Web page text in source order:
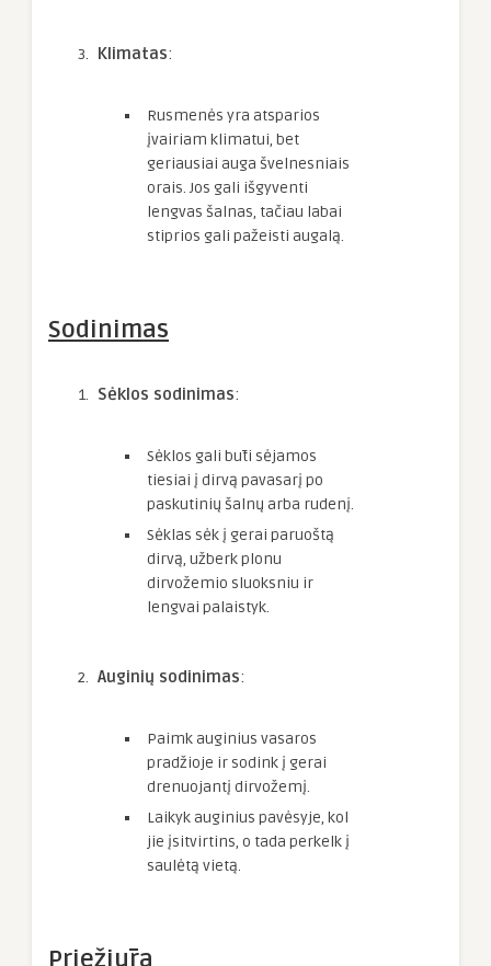
Klimatas:
Rusmenės yra atsparios
įvairiam klimatui, bet
geriausiai auga švelnesniais
orais. Jos gali išgyventi
lengvas šalnas, tačiau labai
stiprios gali pažeisti augalą.
Sodinimas
Sėklos sodinimas:
Sėklos gali būti sėjamos
tiesiai į dirvą pavasarį po
paskutinių šalnų arba rudenį.
Sėklas sėk į gerai paruoštą
dirvą, užberk plonu
dirvožemio sluoksniu ir
lengvai palaistyk.
Auginių sodinimas:
Paimk auginius vasaros
pradžioje ir sodink į gerai
drenuojantį dirvožemį.
Laikyk auginius pavėsyje, kol
jie įsitvirtins, o tada perkelk į
saulėtą vietą.
Priežiūra